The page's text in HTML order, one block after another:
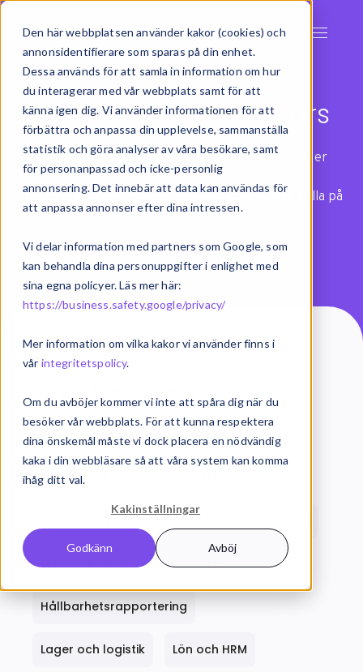
Den här webbplatsen använder kakor (cookies) och
annonsidentifierare som sparas på din enhet.
Dessa används för att samla in information om hur
du interagerar med vår webbplats samt för att
känna igen dig. Vi använder informationen för att
förbättra och anpassa din upplevelse, sammanställa
statistik och göra analyser av våra besökare, samt
för personanpassad och icke-personlig
annonsering. Det innebär att data kan användas för
att anpassa annonser efter dina intressen.
Vi delar information med partners som Google, som
kan behandla dina personuppgifter i enlighet med
sina egna policyer. Läs mer här:
https://business.safety.google/privacy/
Mer information om vilka kakor vi använder finns i
vår integritetspolicy.
Om du avböjer kommer vi inte att spåra dig när du
besöker vår webbplats. För att kunna respektera
dina önskemål måste vi dock placera en nödvändig
kaka i din webbläsare så att våra system kan komma
ihåg ditt val.
Kakinställningar
Godkänn Avböj
On-demand Webinars
Bli experter på digitala verktyg som förenklar er
vardag.
Här samlar vi on-demand webinars som du kan kolla på
precis när det passar dig.
Applikationsutveckling & Integration
Budget och prognos
Digital marknadsföring och SEO
ERP ERP
Hållbarhetsrapportering
Lager och logistik Lön och HRM